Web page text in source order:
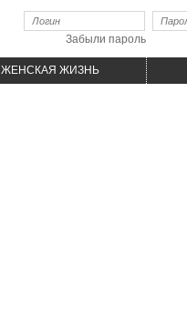
Забыли пароль
ЖЕНСКАЯ ЖИЗНЬ